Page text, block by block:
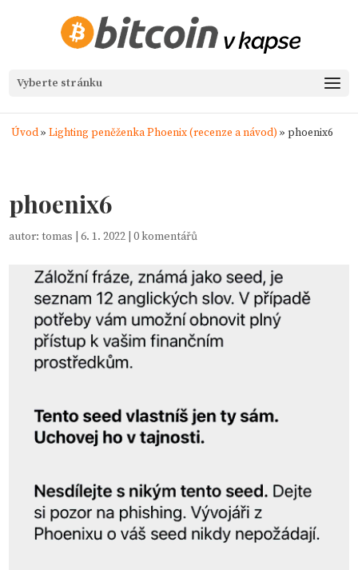
Vyberte stránku
Úvod» Lighting peněženka Phoenix (recenze a návod) » phoenix6
phoenix6
autor:tomas |6. 1. 2022 |0 komentářů